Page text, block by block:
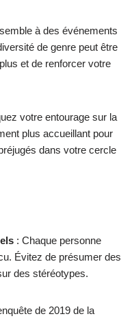
à des événements
de genre peut être
et de renforcer votre
votre entourage sur la
plus accueillant pour
dans votre cercle
: Chaque personne
Évitez de présumer des
des stéréotypes.
de 2019 de la